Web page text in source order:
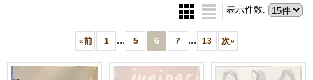
表示件数:
«前 1 ... 5 6 7 ... 13 次»